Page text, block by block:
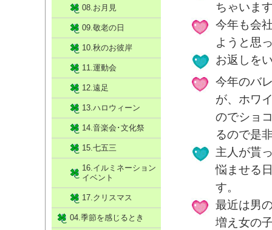
ちゃいま
今年も会
ようと思
お返しを
今年のバ
が、ホワ
のでショ
るので是
主人が貰
悩ませる
す。
最近は男
増え女の
08.お月見
09.敬老の日
10.秋のお彼岸
11.運動会
12.遠足
13.ハロウィーン
14.音楽会･文化祭
15.七五三
16.イルミネーション
イベント
17.クリスマス
04.季節を感じるとき